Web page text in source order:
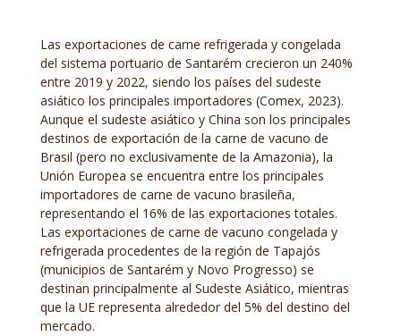
Las exportaciones de carne refrigerada y congelada
del sistema portuario de Santarém crecieron un 240%
entre 2019 y 2022, siendo los países del sudeste
asiático los principales importadores (Comex, 2023).
Aunque el sudeste asiático y China son los principales
destinos de exportación de la carne de vacuno de
Brasil (pero no exclusivamente de la Amazonia), la
Unión Europea se encuentra entre los principales
importadores de carne de vacuno brasileña,
representando el 16% de las exportaciones totales.
Las exportaciones de carne de vacuno congelada y
refrigerada procedentes de la región de Tapajós
(municipios de Santarém y Novo Progresso) se
destinan principalmente al Sudeste Asiático, mientras
que la UE representa alrededor del 5% del destino del
mercado.